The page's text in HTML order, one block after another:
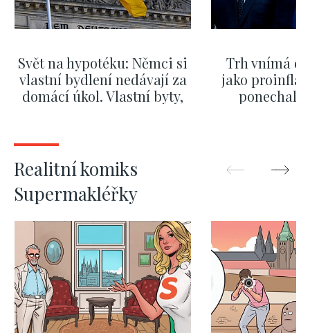
Svět na hypotéku: Němci si
vlastní bydlení nedávají za
domácí úkol. Vlastní byty,
Trh vnímá
jako
ponechali
Realitní komiks
Supermakléřky